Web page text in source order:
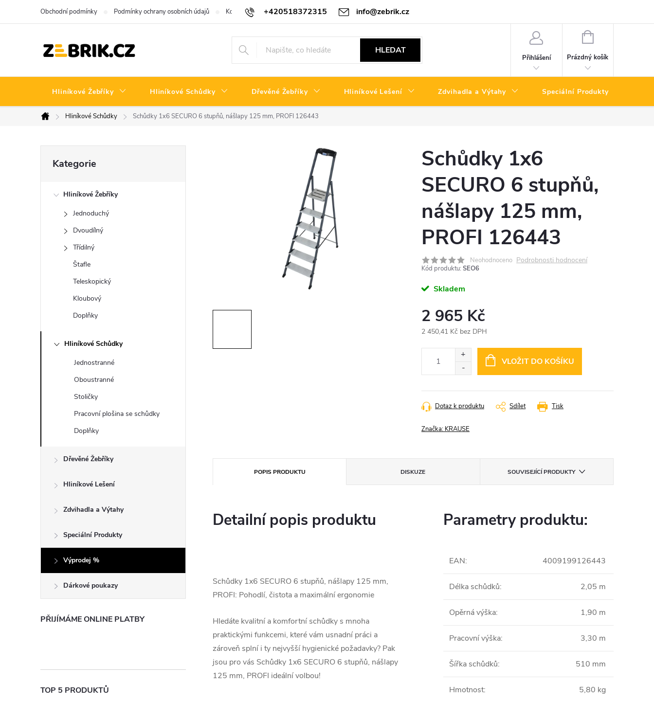
+420518372315 info@zebrik.cz
Obchodní podmínky Podmínky ochrany osobních údajů Kontakty Reklamační řád
HLEDAT
Přihlášení
NÁKUPNÍ
Prázdný košík
Hliníkové Žebříky Hliníkové Schůdky Dřevěné Žebříky Hliníkové Lešení Zdvihadla a Výtahy Speciální Produkty
Domů
Hliníkové Schůdky Schůdky 1x6 SECURO 6 stupňů, nášlapy 125 mm, PROFI 126443
n
e
kategorie
Kategorie
Hliníkové Žebříky
Jednoduchý
Dvoudílný
Třídilný
Štafle
Teleskopický
Kloubový
Doplňky
Hliníkové Schůdky
Jednostranné
Oboustranné
Stoličky
Pracovní plošina se schůdky
Doplňky
Dřevěné Žebříky
Hliníkové Lešení
Zdvihadla a Výtahy
Speciální Produkty
Výprodej %
Dárkové poukazy
PŘIJÍMÁME ONLINE PLATBY
TOP 5 PRODUKTŮ
Schůdky 1x6
SECURO 6 stupňů,
nášlapy 125 mm,
PROFI 126443
Neohodnoceno Podrobnosti hodnocení
Kód produktu: SEO6
Skladem
2 965 Kč
2 450,41 Kč bez DPH
VLOŽIT DO KOŠÍKU
Tisk
Dotaz k produktu Sdílet
Značka: KRAUSE
POPIS PRODUKTU DISKUZE SOUVISEJÍCÍ PRODUKTY
Detailní popis produktu
Schůdky 1x6 SECURO 6 stupňů, nášlapy 125 mm,
PROFI: Pohodlí, čistota a maximální ergonomie
Hledáte kvalitní a komfortní schůdky s mnoha
praktickými funkcemi, které vám usnadní práci a
zároveň splní i ty nejvyšší hygienické požadavky? Pak
jsou pro vás Schůdky 1x6 SECURO 6 stupňů, nášlapy
125 mm, PROFI ideální volbou!
Parametry produktu:
EAN: 4009199126443
Délka schůdků: 2,05 m
Opěrná výška: 1,90 m
Pracovní výška: 3,30 m
Šířka schůdků: 510 mm
Hmotnost: 5,80 kg